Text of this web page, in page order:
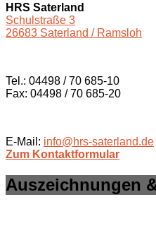
HRS Saterland
Schulstraße 3
26683 Saterland / Ramsloh
Tel.: 04498 / 70 685-10
Fax: 04498 / 70 685-20
E-Mail: info@hrs-saterland.de
Zum Kontaktformular
Auszeichnungen